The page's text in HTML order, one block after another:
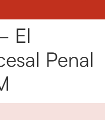
El
Penal